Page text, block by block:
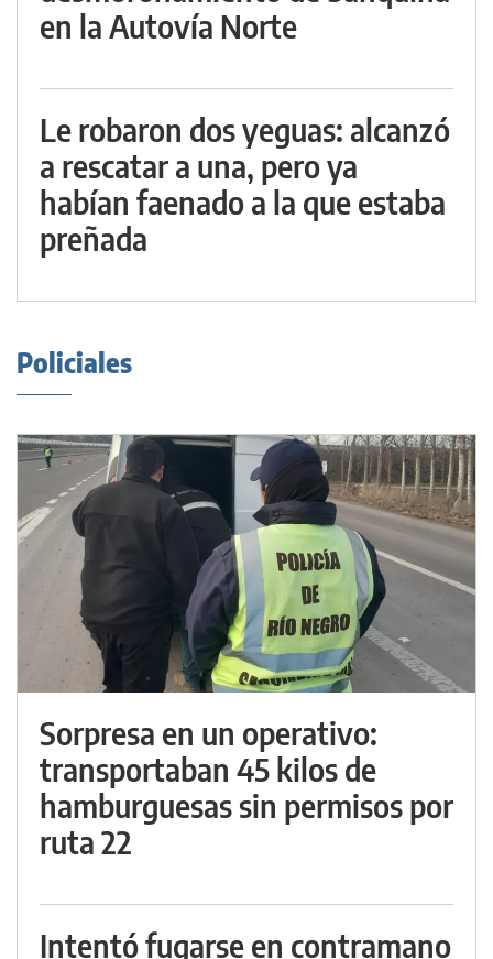
en la Autovía Norte
Le robaron dos yeguas: alcanzó
a rescatar a una, pero ya
habían faenado a la que estaba
preñada
Policiales
Sorpresa en un operativo:
transportaban 45 kilos de
hamburguesas sin permisos por
ruta 22
Intentó fugarse en contramano